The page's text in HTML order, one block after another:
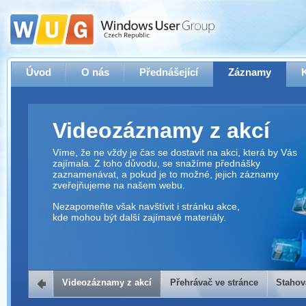
Úvod O nás Přednášející Záznamy
Videozáznamy z akcí
Víme, že ne vždy je čas se dostavit na akci, která by Vás
zajímala. Z toho důvodu, se snažíme přednášky
zaznamenávat, a pokud je to možné, jejich záznamy
zveřejňujeme na našem webu.
Nezapomeňte však navštívit i stránku akce,
kde mohou být další zajímavé materiály.
Přehrávač ve stránce
Videozáznamy z akcí Přehrávač ve stránce